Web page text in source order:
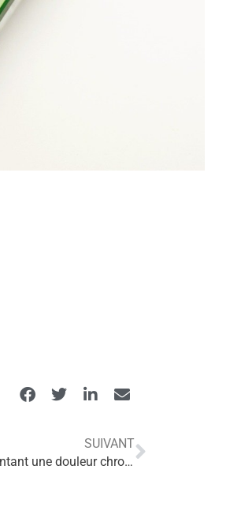
SUIVANT
Un nouveau parcours de santé pour la personne présentant une douleur chronique